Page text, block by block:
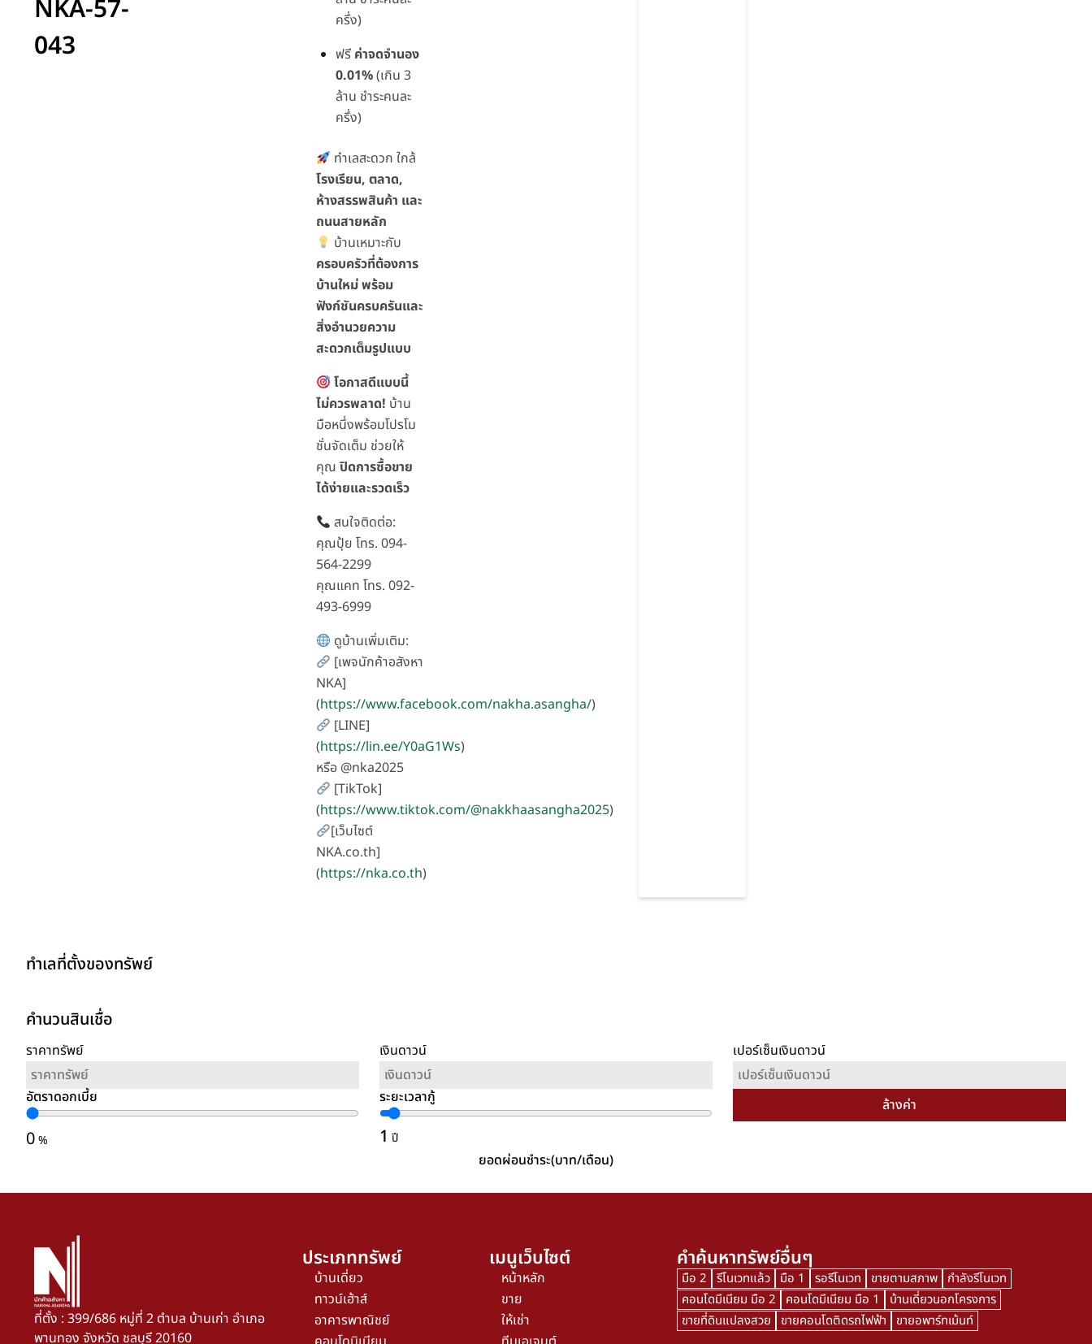
NKA-57-
043
ครึ่ง)
ฟรี ค่าจดจำนอง
0.01%(เกิน 3
ล้าน ชำระคนละ
ครึ่ง)
ทำเลสะดวก ใกล้
โรงเรียน, ตลาด,
ห้างสรรพสินค้า และ
ถนนสายหลัก
บ้านเหมาะกับ
ครอบครัวที่ต้องการ
บ้านใหม่ พร้อม
ฟังก์ชันครบครันและ
สิ่งอำนวยความ
สะดวกเต็มรูปแบบ
โอกาสดีแบบนี้
ไม่ควรพลาด! บ้าน
มือหนึ่งพร้อมโปรโม
ชั่นจัดเต็ม ช่วยให้
คุณปิดการซื้อขาย
ได้ง่ายและรวดเร็ว
สนใจติดต่อ:
คุณปุ้ย โทร. 094-
564-2299
คุณแคท โทร. 092-
493-6999
ดูบ้านเพิ่มเติม:
[เพจนักค้าอสังหา
NKA]
(https://www.facebook.com/nakha.asangha/)
[LINE]
(https://lin.ee/Y0aG1Ws)
หรือ @nka2025
[TikTok]
(https://www.tiktok.com/@nakkhaasangha2025)
[เว็บไซต์
NKA.co.th]
(https://nka.co.th)
ทำเลที่ตั้งของทรัพย์
คำนวนสินเชื่อ
ราคาทรัพย์ เงินดาวน์ เปอร์เซ็นเงินดาวน์
อัตราดอกเบี้ย
0%
ระยะเวลากู้
1 ปี
ล้างค่า
ยอดผ่อนชำระ(บาท/เดือน)
ที่ตั้ง : 399/686 หมู่ที่ 2 ตำบล บ้านเก่า อำเภอ
พานทอง จังหวัด ชลบุรี 20160
ประเภททรัพย์
บ้านเดี่ยว
ทาวน์เฮ้าส์
อาคารพาณิชย์
เมนูเว็บไซต์
หน้าหลัก
ขาย
ให้เช่า
คำค้นหาทรัพย์อื่นๆ
มือ 2 รีโนเวทแล้ว มือ 1 รอรีโนเวท ขายตามสภาพ กำลังรีโนเวท
คอนโดมีเนียม มือ 2
คอนโดมีเนียม มือ 1
บ้านเดี่ยวนอกโครงการ
ขายที่ดินแปลงสวย
ขายคอนโดติดรถไฟฟ้า ขายอพาร์ทเม้นท์